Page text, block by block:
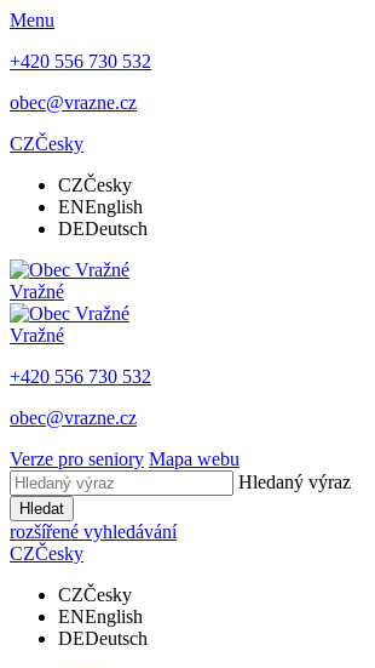
Menu
+420 556 730 532
obec@vrazne.cz
CZČesky
CZČesky
ENEnglish
DEDeutsch
Vražné
Vražné
+420 556 730 532
obec@vrazne.cz
Verze pro seniory Mapa webu
Hledaný výraz
Hledat
rozšířené vyhledávání
CZČesky
CZČesky
ENEnglish
DEDeutsch